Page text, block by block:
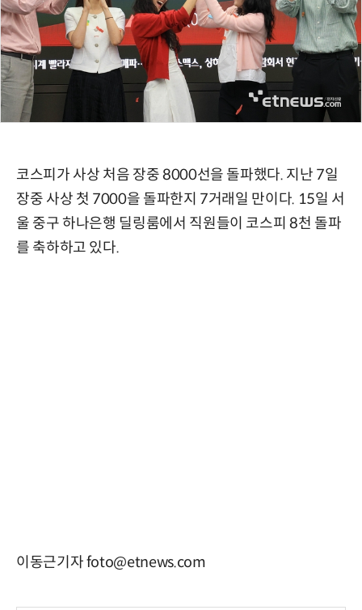
코스피가 사상 처음 장중 8000선을 돌파했다. 지난 7일
장중 사상 첫 7000을 돌파한지 7거래일 만이다. 15일 서
울 중구 하나은행 딜링룸에서 직원들이 코스피 8천 돌파
를 축하하고 있다.
이동근기자 foto@etnews.com